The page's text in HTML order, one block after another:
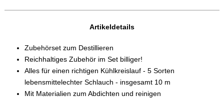
Artikeldetails
Zubehörset zum Destillieren
Reichhaltiges Zubehör im Set billiger!
Alles für einen richtigen Kühlkreislauf - 5 Sorten
lebensmittelechter Schlauch - insgesamt 10 m
Mit Materialien zum Abdichten und reinigen